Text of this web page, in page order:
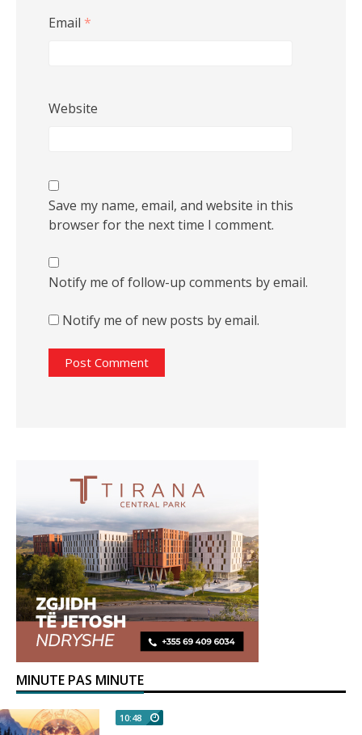
Email *
Website
Save my name, email, and website in this
browser for the next time I comment.
Notify me of follow-up comments by email.
Notify me of new posts by email.
MINUTE PAS MINUTE
10:48